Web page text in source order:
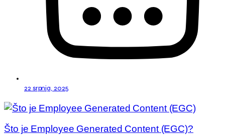
22 srpnja, 2025
Što je Employee Generated Content (EGC)?